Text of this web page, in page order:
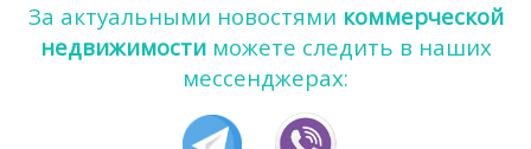
За актуальными новостями коммерческой
недвижимостиможете следить в наших
мессенджерах: